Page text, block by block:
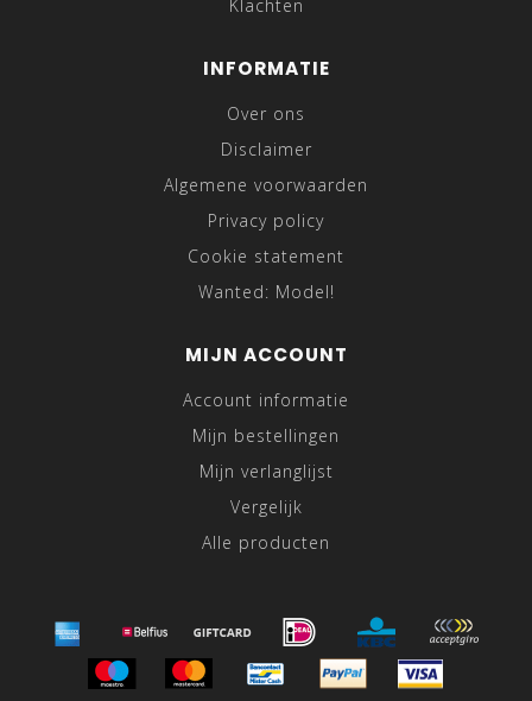
Klachten
INFORMATIE
Over ons
Disclaimer
Algemene voorwaarden
Privacy policy
Cookie statement
Wanted: Model!
MIJN ACCOUNT
Account informatie
Mijn bestellingen
Mijn verlanglijst
Vergelijk
Alle producten